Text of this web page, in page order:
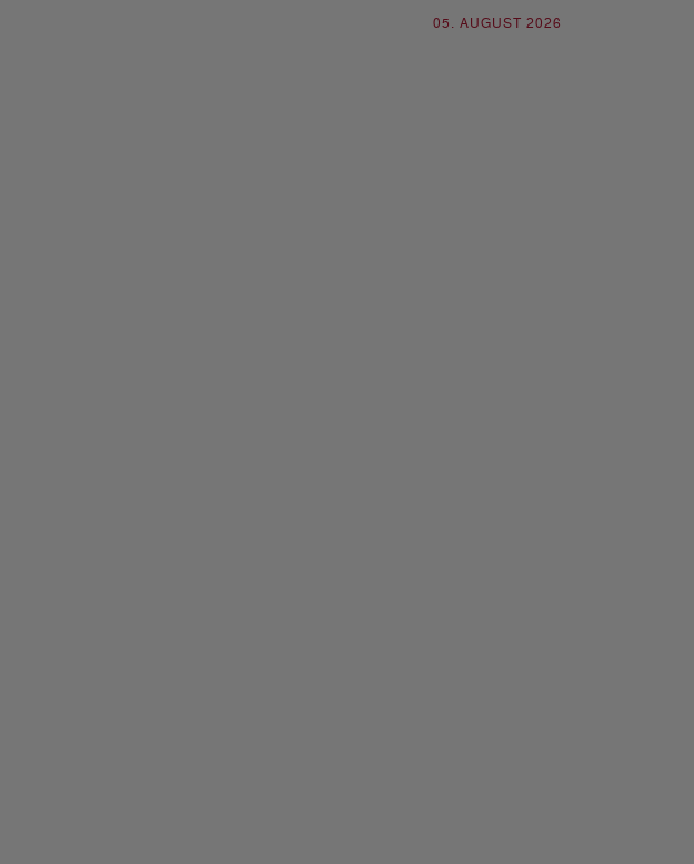
05. AUGUST 2026